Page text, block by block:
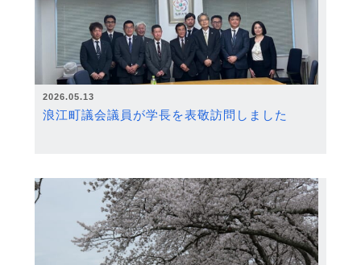
2026.05.13
浪江町議会議員が学長を表敬訪問しました